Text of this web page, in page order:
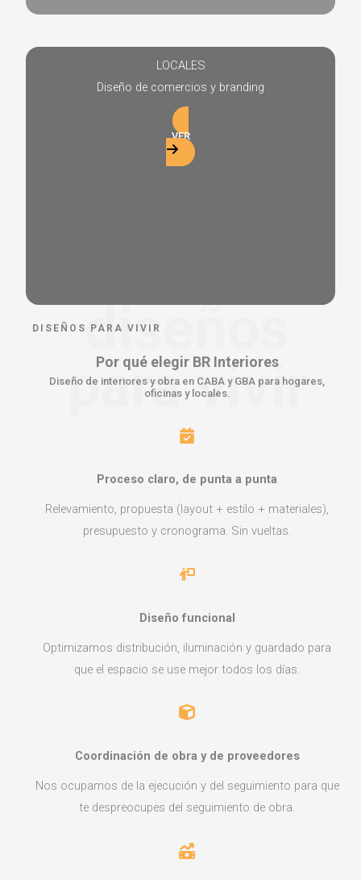
LOCALES
Diseño de comercios y branding
VER
diseños
para vivir
DISEÑOS PARA VIVIR
Por qué elegir BR Interiores
Diseño de interiores y obra en CABA y GBA para hogares,
oficinas y locales.
Proceso claro, de punta a punta
Relevamiento, propuesta (layout + estilo + materiales),
presupuesto y cronograma. Sin vueltas.
Diseño funcional
Optimizamos distribución, iluminación y guardado para
que el espacio se use mejor todos los días.
Coordinación de obra y de proveedores
Nos ocupamos de la ejecución y del seguimiento para que
te despreocupes del seguimiento de obra.